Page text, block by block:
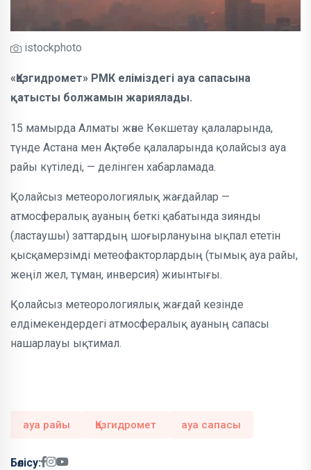
istockphoto
«Қазгидромет» РМК еліміздегі ауа сапасына
қатысты болжамын жариялады.
15 мамырда Алматы және Көкшетау қалаларында,
түнде Астана мен Ақтөбе қалаларында қолайсыз ауа
райы күтіледі, — делінген хабарламада.
Қолайсыз метеорологиялық жағдайлар —
атмосфералық ауаның беткі қабатында зиянды
(ластаушы) заттардың шоғырлануына ықпал ететін
қысқамерзімді метеофакторлардың (тымық ауа райы,
жеңіл жел, тұман, инверсия) жиынтығы.
Қолайсыз метеорологиялық жағдай кезінде
елдімекендердегі атмосфералық ауаның сапасы
нашарлауы ықтимал.
ауа райы Қазгидромет ауа сапасы
Бөлісу: